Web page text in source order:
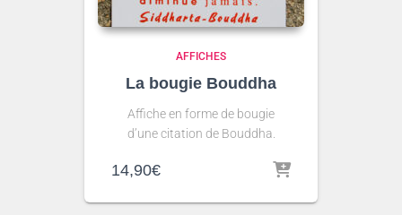
AFFICHES
La bougie Bouddha
Affiche en forme de bougie
d’une citation de Bouddha.
14,90€